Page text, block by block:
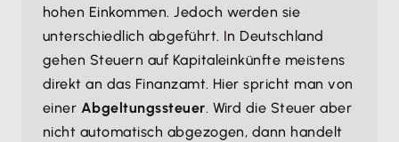
hohen Einkommen. Jedoch werden sie
unterschiedlich abgeführt. In Deutschland
gehen Steuern auf Kapitaleinkünfte meistens
direkt an das Finanzamt. Hier spricht man von
einer Abgeltungssteuer. Wird die Steuer aber
nicht automatisch abgezogen, dann handelt